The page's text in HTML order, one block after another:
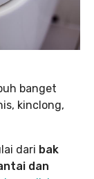
banget
kinclong,
dari bak
dan